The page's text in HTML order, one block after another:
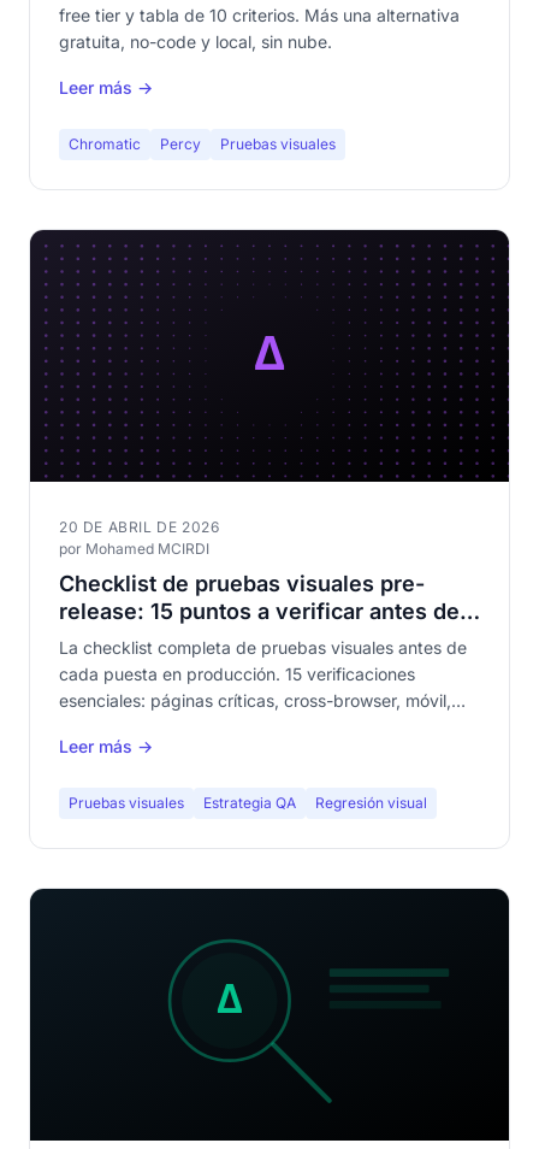
free tier y tabla de 10 criterios. Más una alternativa
gratuita, no-code y local, sin nube.
Leer más →
Chromatic Percy Pruebas visuales
20 DE ABRIL DE 2026
por Mohamed MCIRDI
Checklist de pruebas visuales pre-
release: 15 puntos a verificar antes de
cada despliegue
La checklist completa de pruebas visuales antes de
cada puesta en producción. 15 verificaciones
esenciales: páginas críticas, cross-browser, móvil,
compra. El artículo que tu equipo QA va a guardar en
Leer más →
Pruebas visuales Estrategia QA Regresión visual